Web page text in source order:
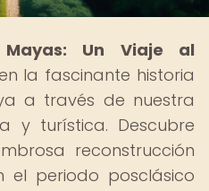
Mayas: Un Viaje al
la fascinante historia
a través de nuestra
y turística. Descubre
reconstrucción
el periodo posclásico